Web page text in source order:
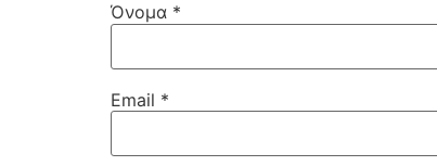
Όνομα *
Email *